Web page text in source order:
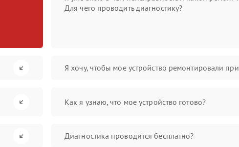
Для чего проводить диагностику?
Я хочу, чтобы мое устройство ремонтировали
Как я узнаю, что мое устройство готово?
Диагностика проводится бесплатно?